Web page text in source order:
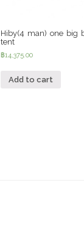
Hiby(4 man) one big
tent
฿14,375.00
Add to cart